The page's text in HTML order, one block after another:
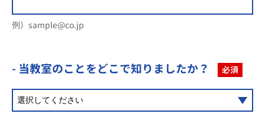
例）sample@co.jp
- 当教室のことをどこで知りましたか？ 必須